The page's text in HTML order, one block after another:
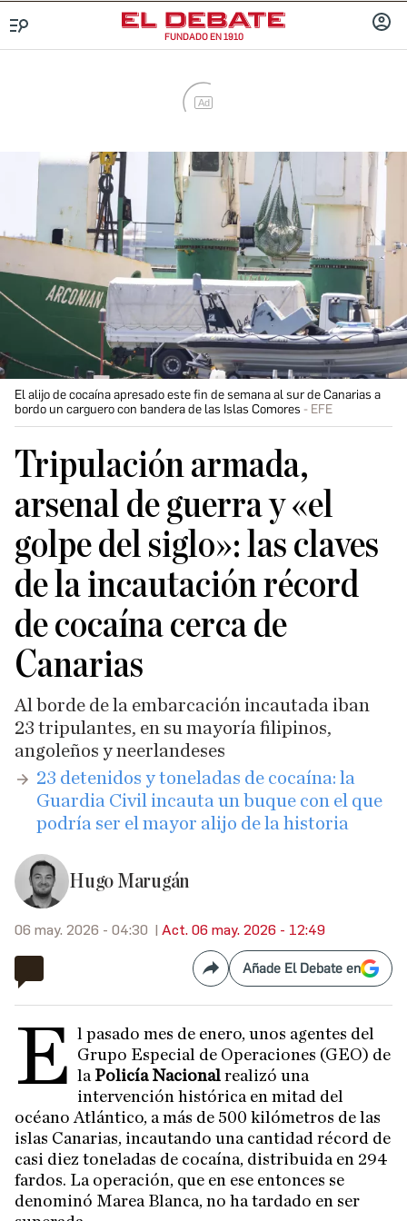
FUNDADO EN 1910
Menú
Ad
El alijo de cocaína apresado este fin de semana al sur de Canarias a
bordo un carguero con bandera de las Islas Comores
EFE
Tripulación armada,
arsenal de guerra y «el
golpe del siglo»: las claves
de la incautación récord
de cocaína cerca de
Canarias
Al borde de la embarcación incautada iban
23 tripulantes, en su mayoría filipinos,
angoleños y neerlandeses
​23 detenidos y toneladas de cocaína: la
Guardia Civil incauta un buque con el que
podría ser el mayor alijo de la historia
Hugo Marugán
06 may. 2026 - 04:30 Act. 06 may. 2026 - 12:49
CompartirAñade El Debate en
E l pasado mes de enero, unos agentes del
Grupo Especial de Operaciones (GEO) de
la Policía Nacional realizó una
intervención histórica en mitad del
océano Atlántico, a más de 500 kilómetros de las
islas Canarias, incautando una cantidad récord de
casi diez toneladas de cocaína, distribuida en 294
fardos. La operación, que en ese entonces se
denominó Marea Blanca, no ha tardado en ser